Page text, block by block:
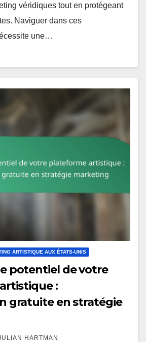
véridiques tout en protégeant
Naviguer dans ces
une…
ARTISTIQUE AUX ÉTATS-UNIS
potentiel de votre
:
gratuite en stratégie
HARTMAN